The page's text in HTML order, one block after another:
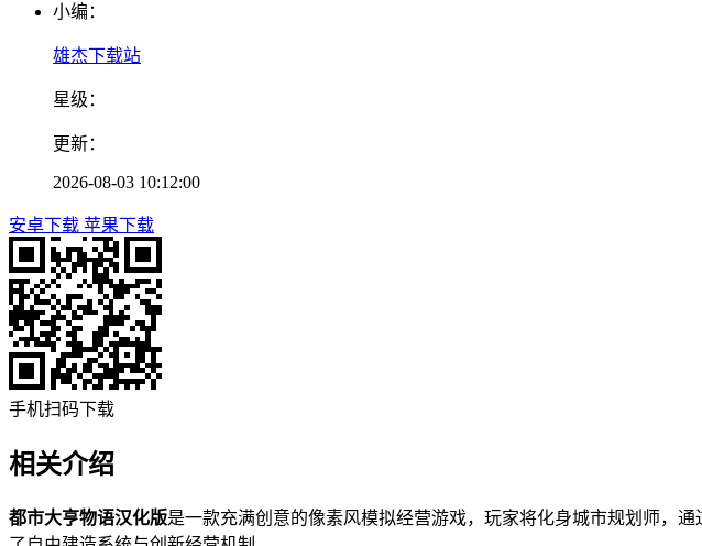
小编：
雄杰下载站
星级：
更新：
2026-08-03 10:12:00
安卓下载 苹果下载
手机扫码下载
相关介绍
都市大亨物语汉化版是一款充满创意的像素风模拟经营游戏，玩家将化身城市规划师，